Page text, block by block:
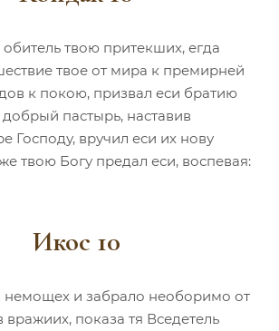
обитель твою притекших, егда
твое от мира к премирней
к покою, призвал еси братию
пастырь, наставив
Господу, вручил еси их нову
твою Богу предал еси, воспевая:
Икос 10
немощех и забрало необоримо от
вражиих, показа тя Вседетель